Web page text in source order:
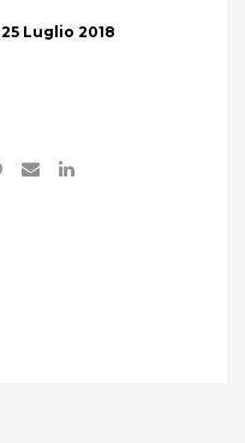
25 Luglio 2018